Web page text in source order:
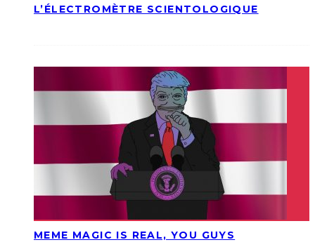
L’ÉLECTROMÈTRE SCIENTOLOGIQUE
MEME MAGIC IS REAL, YOU GUYS